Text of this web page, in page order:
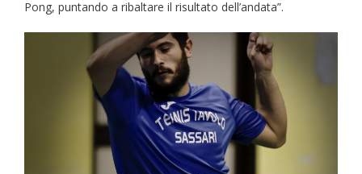
Pong, puntando a ribaltare il risultato dell’andata”.